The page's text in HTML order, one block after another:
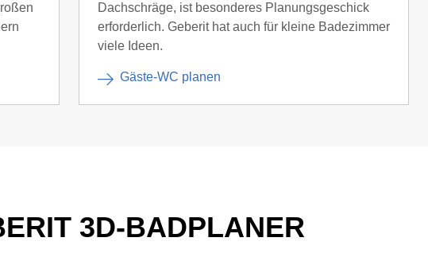
Dachschräge, ist besonderes Planungsgeschick
erforderlich. Geberit hat auch für kleine Badezimmer
viele Ideen.
Gäste-WC planen
3D-BADPLANER